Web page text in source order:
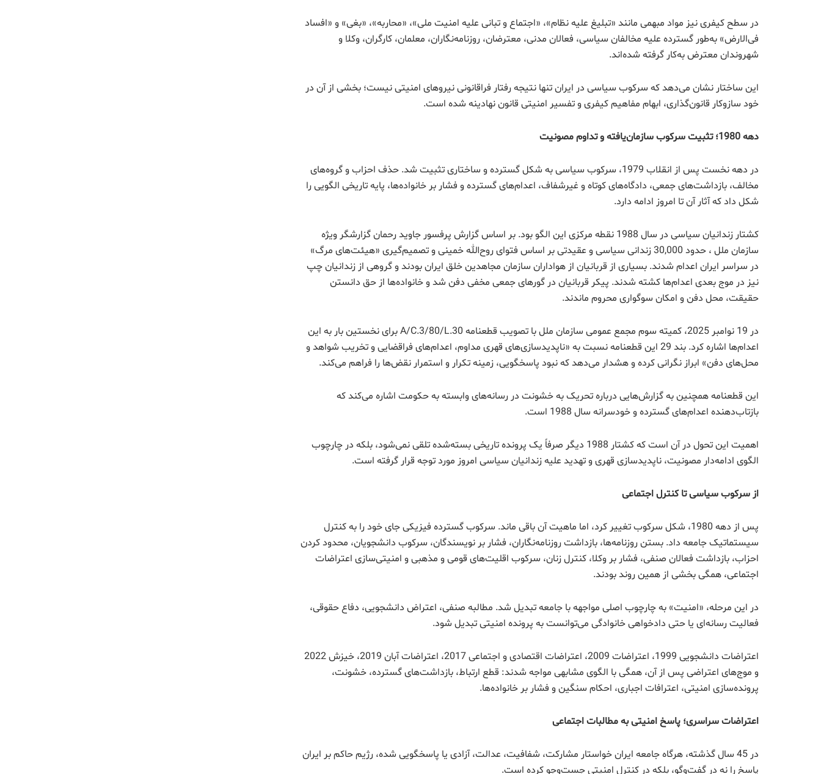
در سطح کیفری نیز مواد مبهمی مانند «تبلیغ علیه نظام»، «اجتماع و تبانی علیه امنیت ملی»، «محاربه»، «بغی» و «افساد
فی‌الارض» به‌طور گسترده علیه مخالفان سیاسی، فعالان مدنی، معترضان، روزنامه‌نگاران، معلمان، کارگران، وکلا و
شهروندان معترض به‌کار گرفته شده‌اند.
این ساختار نشان می‌دهد که سرکوب سیاسی در ایران تنها نتیجه رفتار فراقانونی نیروهای امنیتی نیست؛ بخشی از آن در
خود سازوکار قانون‌گذاری، ابهام مفاهیم کیفری و تفسیر امنیتی قانون نهادینه شده است.
دهه 1980؛ تثبیت سرکوب سازمان‌یافته و تداوم مصونیت
در دهه نخست پس از انقلاب 1979، سرکوب سیاسی به شکل گسترده و ساختاری تثبیت شد. حذف احزاب و گروه‌های
مخالف، بازداشت‌های جمعی، دادگاه‌های کوتاه و غیرشفاف، اعدام‌های گسترده و فشار بر خانواده‌ها، پایه تاریخی الگویی را
شکل داد که آثار آن تا امروز ادامه دارد.
کشتار زندانیان سیاسی در سال 1988 نقطه مرکزی این الگو بود. بر اساس گزارش پرفسور جاوید رحمان گزارشگر ویژه
سازمان ملل ، حدود 30,000 زندانی سیاسی و عقیدتی بر اساس فتوای روح‌الله خمینی و تصمیم‌گیری «هیئت‌های مرگ»
در سراسر ایران اعدام شدند. بسیاری از قربانیان از هواداران سازمان مجاهدین خلق ایران بودند و گروهی از زندانیان چپ
نیز در موج بعدی اعدام‌ها کشته شدند. پیکر قربانیان در گورهای جمعی مخفی دفن شد و خانواده‌ها از حق دانستن
حقیقت، محل دفن و امکان سوگواری محروم ماندند.
در 19 نوامبر 2025، کمیته سوم مجمع عمومی سازمان ملل با تصویب قطعنامه A/C.3/80/L.30 برای نخستین بار به این
اعدام‌ها اشاره کرد. بند 29 این قطعنامه نسبت به «ناپدیدسازی‌های قهری مداوم، اعدام‌های فراقضایی و تخریب شواهد و
محل‌های دفن» ابراز نگرانی کرده و هشدار می‌دهد که نبود پاسخگویی، زمینه تکرار و استمرار نقض‌ها را فراهم می‌کند.
این قطعنامه همچنین به گزارش‌هایی درباره تحریک به خشونت در رسانه‌های وابسته به حکومت اشاره می‌کند که
بازتاب‌دهنده اعدام‌های گسترده و خودسرانه سال 1988 است.
اهمیت این تحول در آن است که کشتار 1988 دیگر صرفاً یک پرونده تاریخی بسته‌شده تلقی نمی‌شود، بلکه در چارچوب
الگوی ادامه‌دار مصونیت، ناپدیدسازی قهری و تهدید علیه زندانیان سیاسی امروز مورد توجه قرار گرفته است.
از سرکوب سیاسی تا کنترل اجتماعی
پس از دهه 1980، شکل سرکوب تغییر کرد، اما ماهیت آن باقی ماند. سرکوب گسترده فیزیکی جای خود را به کنترل
سیستماتیک جامعه داد. بستن روزنامه‌ها، بازداشت روزنامه‌نگاران، فشار بر نویسندگان، سرکوب دانشجویان، محدود کردن
احزاب، بازداشت فعالان صنفی، فشار بر وکلا، کنترل زنان، سرکوب اقلیت‌های قومی و مذهبی و امنیتی‌سازی اعتراضات
اجتماعی، همگی بخشی از همین روند بودند.
در این مرحله، «امنیت» به چارچوب اصلی مواجهه با جامعه تبدیل شد. مطالبه صنفی، اعتراض دانشجویی، دفاع حقوقی،
فعالیت رسانه‌ای یا حتی دادخواهی خانوادگی می‌توانست به پرونده امنیتی تبدیل شود.
اعتراضات دانشجویی 1999، اعتراضات 2009، اعتراضات اقتصادی و اجتماعی 2017، اعتراضات آبان 2019، خیزش 2022
و موج‌های اعتراضی پس از آن، همگی با الگوی مشابهی مواجه شدند: قطع ارتباط، بازداشت‌های گسترده، خشونت،
پرونده‌سازی امنیتی، اعترافات اجباری، احکام سنگین و فشار بر خانواده‌ها.
اعتراضات سراسری؛ پاسخ امنیتی به مطالبات اجتماعی
در 45 سال گذشته، هرگاه جامعه ایران خواستار مشارکت، شفافیت، عدالت، آزادی یا پاسخگویی شده، رژیم حاکم بر ایران
پاسخ را نه در گفت‌وگو، بلکه در کنترل امنیتی جست‌وجو کرده است.